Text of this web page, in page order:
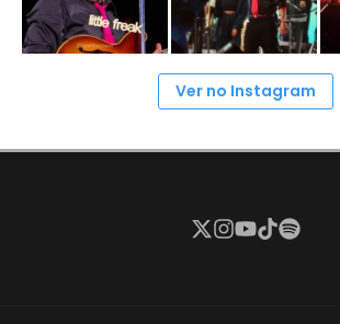
Ver no Instagram